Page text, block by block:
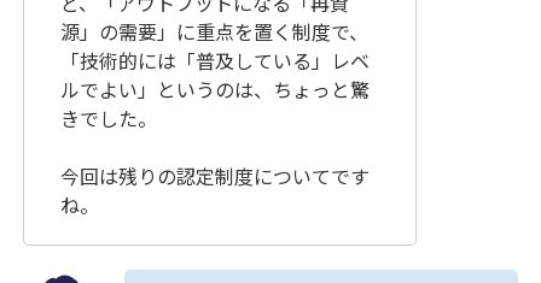
源」の需要」に重点を置く制度で、
「技術的には「普及している」レベ
ルでよい」というのは、ちょっと驚
きでした。
今回は残りの認定制度についてです
ね。